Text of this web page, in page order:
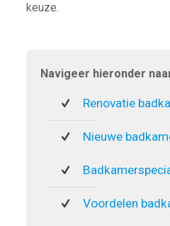
keuze.
Navigeer hieronder
Renovatie
Nieuwe
Voordelen